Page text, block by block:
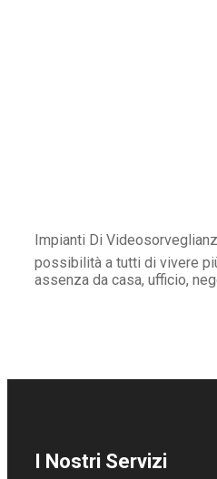
Impianti Di
possibilità a tutti di vivere
assenza da casa, ufficio,
I Nostri Servizi